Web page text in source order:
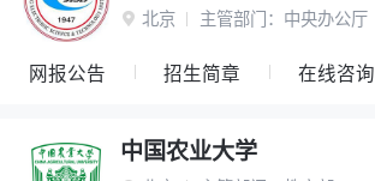
 北京 主管部门： 中央办公厅
网报公告 招生简章 在线咨询
中国农业大学